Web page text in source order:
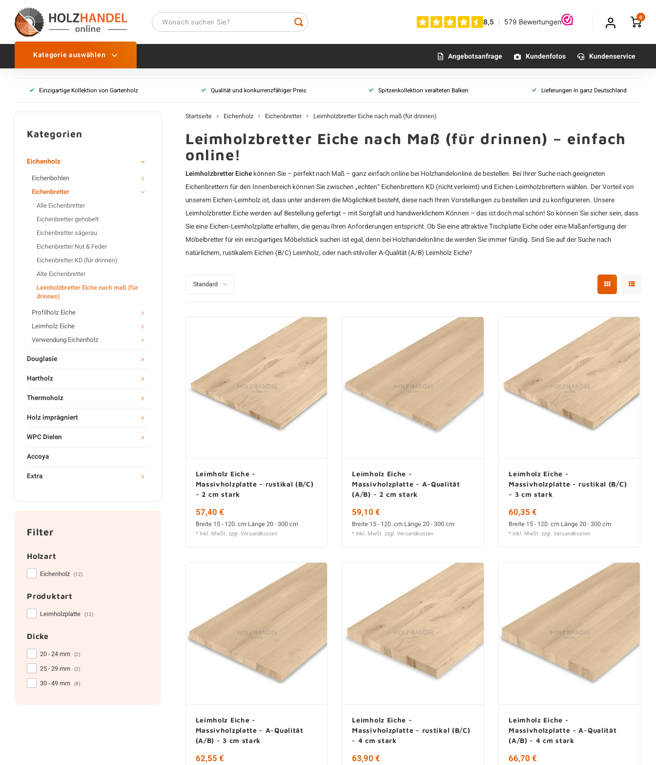
0
Kategorie auswählen
Eichenbohlen gehobelt
Alte Eichenbohlen
Eichenbretter gehobelt
Eichenbretter Nut & Feder
drinnen)
Fasebretter Eiche
Stülpschalung nut und feder Eiche
Dänisches Dreifach-Block Profilholz
Eiche
Spundwand Eiche
Blockprofilholz Eiche
Keilstülpschalung Eiche
Fassadenverkleidung Eiche (Draußen)
Dachverkleidung Eiche (Draußen)
Wandverkleidung Eiche (Drinnen)
Möbelholz Eiche
Angebotsanfrage Kundenfotos Kundenservice
Einzigartige Kollektion von Gartenholz Qualität und konkurrenzfähiger Preis Spitzenkollektion veralteten Balken Lieferungen in ganz Deutschland
Kategorien
Eichenholz
Eichenbohlen
Eichenbretter
Alle Eichenbretter
Eichenbretter gehobelt
Eichenbretter sägerau
Eichenbretter Nut & Feder
Eichenbretter KD (für drinnen)
Alte Eichenbretter
Leimholzbretter Eiche nach maß (für
drinnen)
Profilholz Eiche
Leimholz Eiche
Verwendung Eichenholz
Douglasie
Hartholz
Thermoholz
Holz imprägniert
WPC Dielen
Accoya
Extra
Filter
Holzart
Eichenholz (12)
Produktart
Leimholzplatte (12)
Dicke
20 - 24 mm (2)
25 - 29 mm (2)
30 - 49 mm (8)
Startseite Eichenholz Eichenbretter Leimholzbretter Eiche nach maß (für drinnen)
Leimholzbretter Eiche nach Maß (für drinnen) – einfach
online!
Leimholzbretter Eiche können Sie – perfekt nach Maß – ganz einfach online bei Holzhandelonline.de bestellen. Bei Ihrer Suche nach geeigneten
Eichenbrettern für den Innenbereich können Sie zwischen „echten“ Eichenbrettern KD (nicht verleimt) und Eichen-Leimholzbrettern wählen. Der Vorteil von
unserem Eichen-Leimholz ist, dass unter anderem die Möglichkeit besteht, diese nach Ihren Vorstellungen zu bestellen und zu konfigurieren. Unsere
Leimholzbretter Eiche werden auf Bestellung gefertigt – mit Sorgfalt und handwerklichem Können – das ist doch mal schön! So können Sie sicher sein, dass
Sie eine Eichen-Leimholzplatte erhalten, die genau Ihren Anforderungen entspricht. Ob Sie eine attraktive Tischplatte Eiche oder eine Maßanfertigung der
Möbelbretter für ein einzigartiges Möbelstück suchen ist egal, denn bei Holzhandelonline.de werden Sie immer fündig. Sind Sie auf der Suche nach
natürlichem, rustikalem Eichen (B/C) Leimholz, oder nach stilvollerA-Qualität (A/B) Leimholz Eiche?
Standard
Leimholz Eiche -
Massivholzplatte - rustikal (B/C)
- 2 cm stark
57,40 €
Breite 15 - 120. cm Länge 20 - 300 cm
* Inkl. MwSt. zzgl. Versandkosten
Leimholz Eiche -
Massivholzplatte - A-Qualität
(A/B) - 2 cm stark
59,10 €
Breite 15 - 120. cm Länge 20 - 300 cm
* Inkl. MwSt. zzgl.Versandkosten
Leimholz Eiche -
Massivholzplatte - rustikal (B/C)
- 3 cm stark
60,35 €
Breite 15 - 120. cm Länge 20 - 300 cm
* Inkl. MwSt. zzgl.Versandkosten
Leimholz Eiche -
Massivholzplatte - A-Qualität
(A/B) - 3 cm stark
62,55 €
Leimholz Eiche -
Massivholzplatte - rustikal (B/C)
- 4 cm stark
63,90 €
Leimholz Eiche -
Massivholzplatte - A-Qualität
(A/B) - 4 cm stark
66,70 €